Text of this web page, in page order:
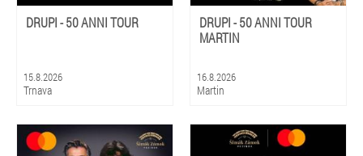
DRUPI - 50 ANNI TOUR
15.8.2026
Trnava
DRUPI - 50 ANNI TOUR
MARTIN
16.8.2026
Martin